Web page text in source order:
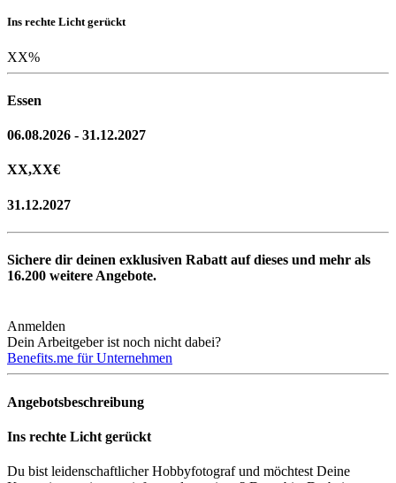
Ins rechte Licht gerückt
XX%
Essen
06.08.2026 - 31.12.2027
XX,XX€
31.12.2027
Sichere dir deinen exklusiven Rabatt auf dieses und mehr als
16.200 weitere Angebote.
Anmelden
Dein Arbeitgeber ist noch nicht dabei?
Benefits.me für Unternehmen
Angebotsbeschreibung
Ins rechte Licht gerückt
Du bist leidenschaftlicher Hobbyfotograf und möchtest Deine